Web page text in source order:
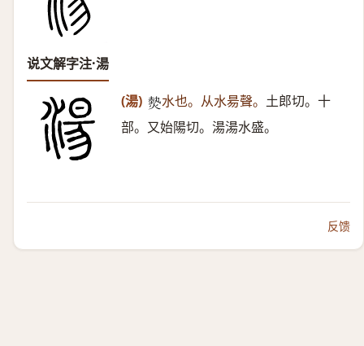
说文解字注·湯
(湯) 𤍽 水也。从水昜聲。 土郎切。十
部。又始陽切。湯湯水盛。
反馈